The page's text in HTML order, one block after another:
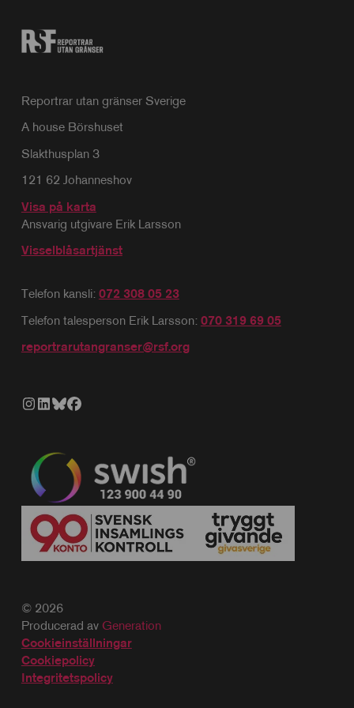
Reportrar utan gränser Sverige
A house Börshuset
Slakthusplan 3
121 62 Johanneshov
Visa på karta
Ansvarig utgivare Erik Larsson
Visselblåsartjänst
Telefon kansli: 072 308 05 23
Telefon talesperson Erik Larsson: 070 319 69 05
reportrarutangranser@rsf.org
© 2026
Producerad av Generation
Cookieinställningar
Cookiepolicy
Integritetspolicy